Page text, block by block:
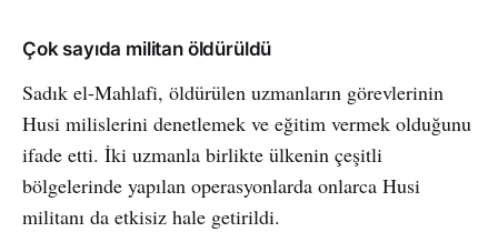
Çok sayıda militan öldürüldü
Sadık el-Mahlafi, öldürülen uzmanların görevlerinin
Husi milislerini denetlemek ve eğitim vermek olduğunu
ifade etti. İki uzmanla birlikte ülkenin çeşitli
bölgelerinde yapılan operasyonlarda onlarca Husi
militanı da etkisiz hale getirildi.